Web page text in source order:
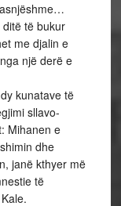
të bukur
me djalin e
një derë e
kunatave të
sllavo-
Mihanen e
dhe
janë kthyer më
të